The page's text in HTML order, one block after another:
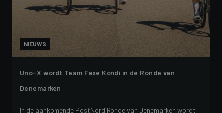
NIEUWS
Uno-X wordt Team Faxe Kondi in de Ronde van
Denemarken
In de aankomende PostNord Ronde van Denemarken wordt